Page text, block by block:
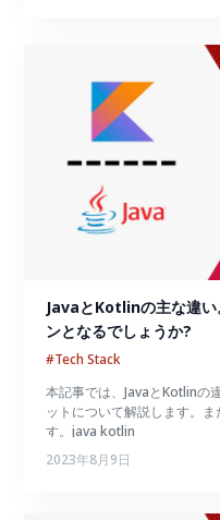
JavaとKotlinの主な違
ンとなるでしょうか?
#Tech Stack
本記事では、JavaとKotlinの
ットについて解説します。
す。java kotlin
2023年8月9日